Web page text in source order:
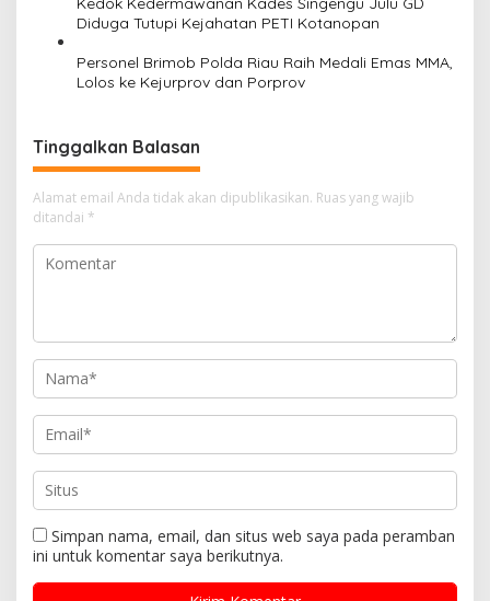
Diduga Tutupi Kejahatan PETI Kotanopan
Personel Brimob Polda Riau Raih Medali Emas MMA,
Lolos ke Kejurprov dan Porprov
Tinggalkan Balasan
Alamat email Anda tidak akan dipublikasikan. Ruas yang wajib
ditandai *
Simpan nama, email, dan situs web saya pada peramban
ini untuk komentar saya berikutnya.